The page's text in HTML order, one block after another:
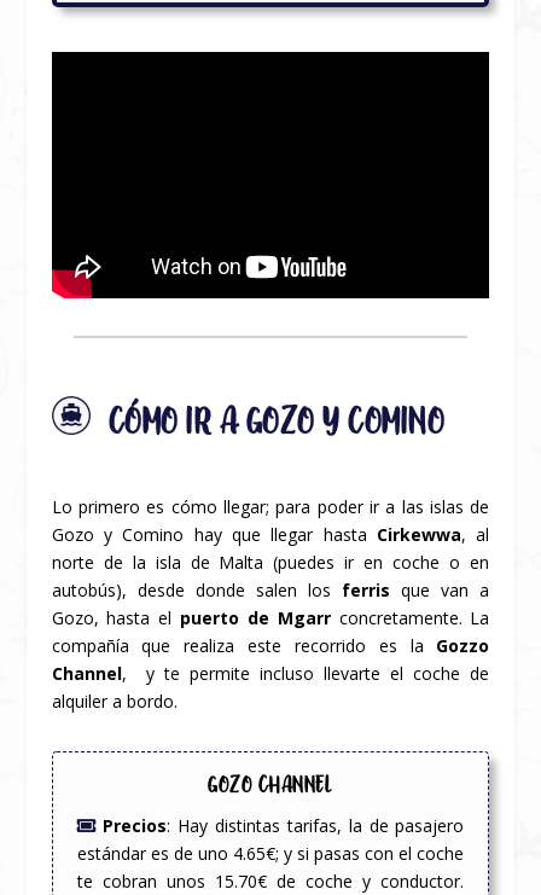
CÓMO IR A GOZO Y COMINO
Lo primero es cómo llegar; para poder ir a las islas de
Gozo y Comino hay que llegar hasta Cirkewwa, al
norte de la isla de Malta (puedes ir en coche o en
autobús), desde donde salen los ferris que van a
Gozo, hasta el puerto de Mgarrconcretamente. La
compañía que realiza este recorrido es la Gozzo
Channel, y te permite incluso llevarte el coche de
alquiler a bordo.
GOZO CHANNEL
Precios: Hay distintas tarifas, la de pasajero
estándar es de uno 4.65€; y si pasas con el coche
te cobran unos 15.70€ de coche y conductor.